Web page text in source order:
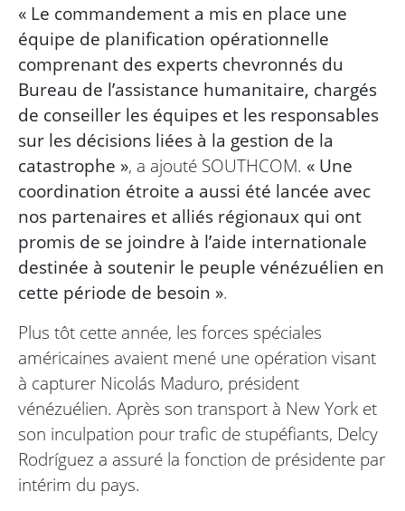
« Le commandement a mis en place une
équipe de planification opérationnelle
comprenant des experts chevronnés du
Bureau de l’assistance humanitaire, chargés
de conseiller les équipes et les responsables
sur les décisions liées à la gestion de la
catastrophe », a ajouté SOUTHCOM. « Une
coordination étroite a aussi été lancée avec
nos partenaires et alliés régionaux qui ont
promis de se joindre à l’aide internationale
destinée à soutenir le peuple vénézuélien en
cette période de besoin ».
Plus tôt cette année, les forces spéciales
américaines avaient mené une opération visant
à capturer Nicolás Maduro, président
vénézuélien. Après son transport à New York et
son inculpation pour trafic de stupéfiants, Delcy
Rodríguez a assuré la fonction de présidente par
intérim du pays.